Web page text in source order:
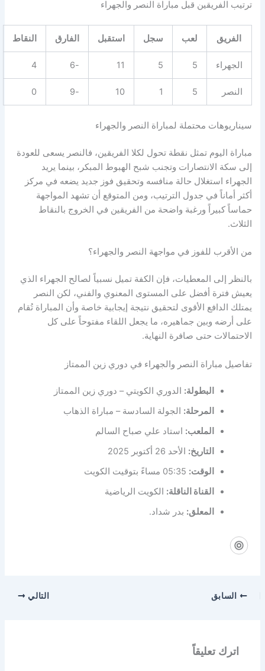
ترتيب الفريقين قبل مباراة النصر والجهراء
الفريق لعب سجل استقبل الفارق النقاط
الجهراء 5
5
11
-6
4
النصر 5
1
10
-9
0
سيناريوهات محتملة لمباراة النصر والجهراء
مباراة اليوم تمثل نقطة تحول لكلا الفريقين، فالنصر يسعى للعودة
إلى سكة الانتصارات وتجنب شبح الهبوط المبكر، بينما يريد
الجهراء استغلال حالة منافسه وتحقيق فوز جديد يضعه في مركز
أكثر أماناً في جدول الترتيب، ومن المتوقع أن تشهد المواجهة
حماساً كبيراً ورغبة واضحة من الفريقين في الخروج بالنقاط
الثلاث.
من الأقرب للفوز في مواجهة النصر والجهراء؟
بالنظر إلى المعطيات، فإن الكفة تميل نسبياً لصالح الجهراء الذي
يعيش فترة أفضل على المستوى المعنوي والفني، لكن النصر
يمتلك الدافع الأقوى لتحقيق نتيجة إيجابية خاصة وأن المباراة تُقام
على أرضه وبين جماهيره، ما يجعل اللقاء مفتوحاً على كل
الاحتمالات حتى صافرة النهاية.
تفاصيل مباراة النصر والجهراء في دوري زين الممتاز
البطولة: الدوري الكويتي – دوري زين الممتاز
المرحلة: الجولة السادسة – مباراة الذهاب
الملعب: استاد علي صباح السالم
التاريخ: الأحد 26 أكتوبر 2025
الوقت:
القناة الناقلة: الكويت الرياضية
المعلق: بدر شداد.
السابق التالي
اترك تعليقاً